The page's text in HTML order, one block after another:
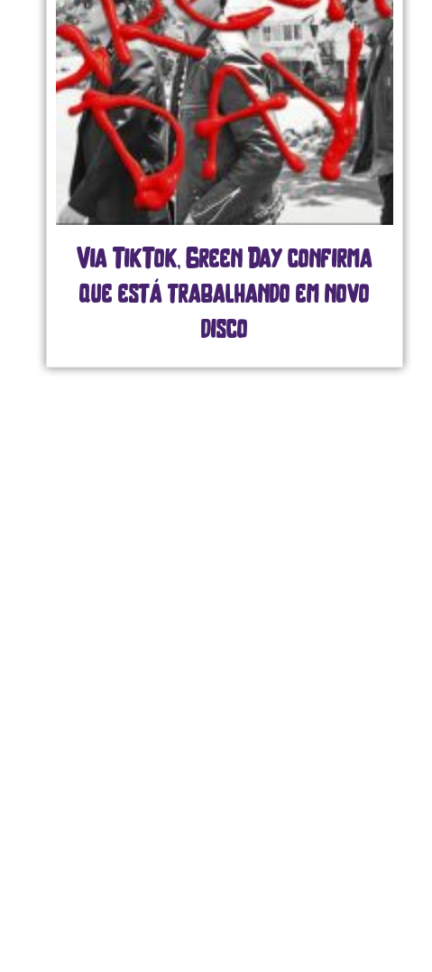
Via TikTok, Green Day confirma
que está trabalhando em novo
disco